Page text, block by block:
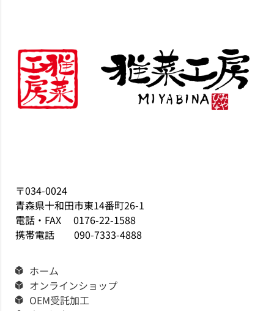
〒034-0024
青森県十和田市東14番町26-1
電話・FAX 0176-22-1588
携帯電話 090-7333-4888
ホーム
オンラインショップ
OEM受託加工